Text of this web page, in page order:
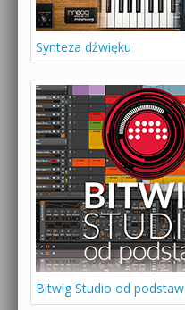
Synteza dźwięku
Bitwig Studio od podstaw